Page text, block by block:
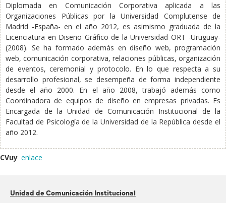
Diplomada en Comunicación Corporativa aplicada a las
Organizaciones Públicas por la Universidad Complutense de
Madrid -España- en el año 2012, es asimismo graduada de la
Licenciatura en Diseño Gráfico de la Universidad ORT -Uruguay-
(2008). Se ha formado además en diseño web, programación
web, comunicación corporativa, relaciones públicas, organización
de eventos, ceremonial y protocolo. En lo que respecta a su
desarrollo profesional, se desempeña de forma independiente
desde el año 2000. En el año 2008, trabajó además como
Coordinadora de equipos de diseño en empresas privadas. Es
Encargada de la Unidad de Comunicación Institucional de la
Facultad de Psicología de la Universidad de la República desde el
año 2012.
CVuy enlace
al
Unidad de Comunicación Institucional